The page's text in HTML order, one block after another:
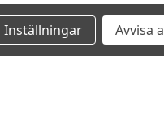
Inställningar Avvisa